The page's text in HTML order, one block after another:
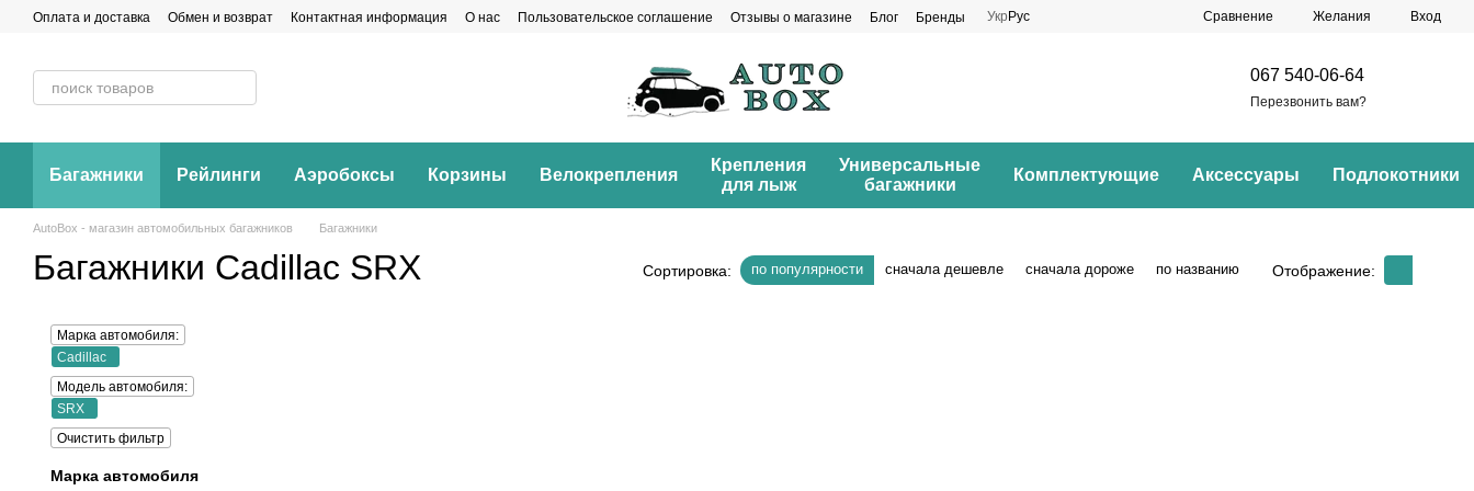
Перейти к основному контенту
Оплата и доставка Обмен и возврат Контактная информация О нас Пользовательское соглашение Отзывы о магазине Блог Бренды Укр Рус Сравнение Желания Вход
067 540-06-64
Перезвонить вам?
Багажники Рейлинги Аэробоксы Корзины Велокрепления
Крепления
для лыж
Универсальные
багажники
Комплектующие Аксессуары Подлокотники
AutoBox - магазин автомобильных багажников Багажники
Багажники Cadillac SRX Сортировка: по популярности сначала дешевле сначала дороже по названию Отображение:
Марка автомобиля:
Cadillac
Модель автомобиля:
SRX
Очистить фильтр
Марка автомобиля